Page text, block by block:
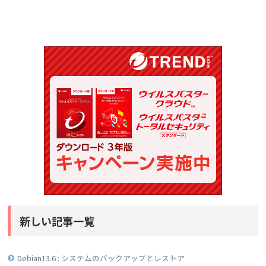
新しい記事一覧
Debian13.6 : システムのバックアップとレストア